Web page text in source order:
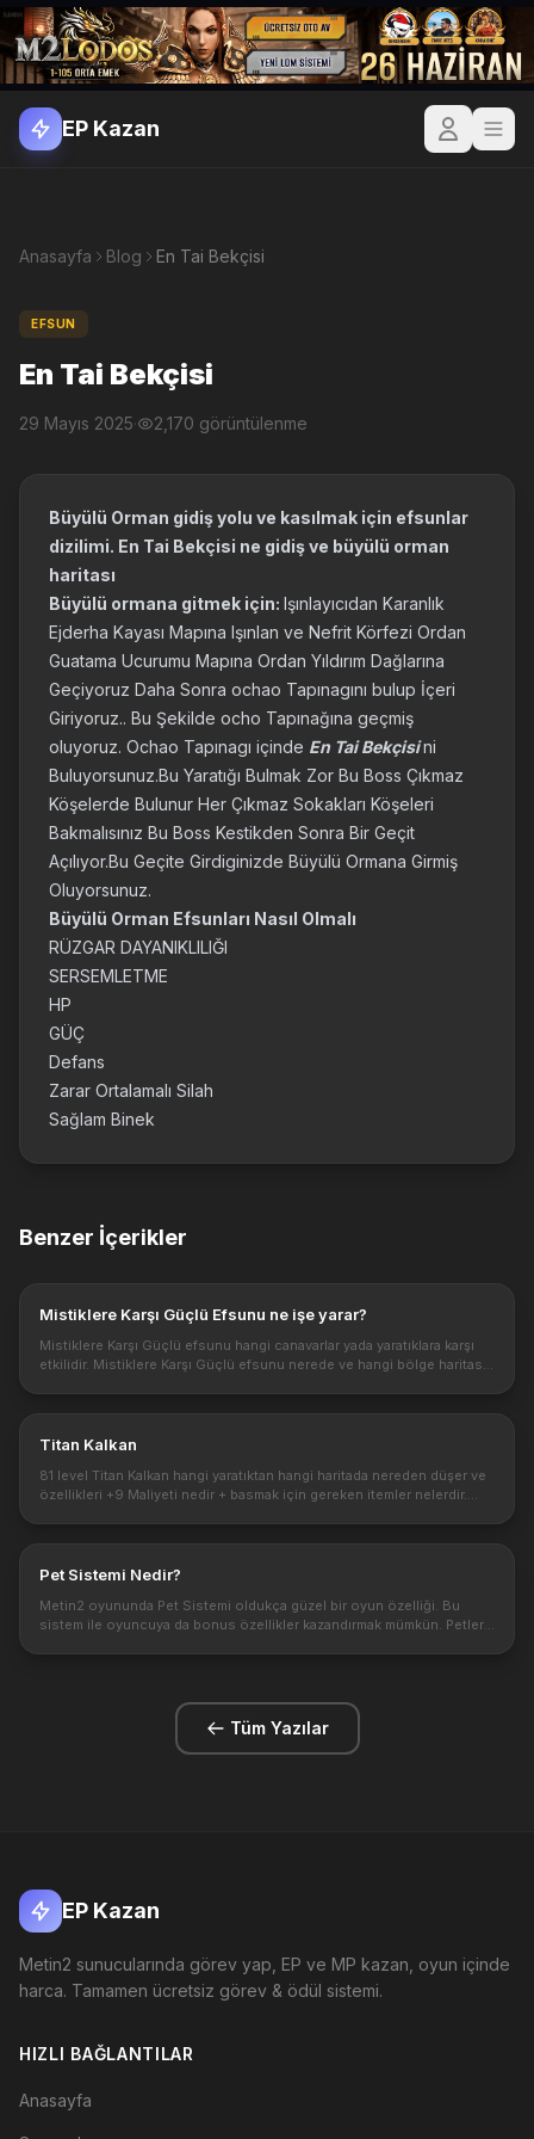
EP Kazan
Anasayfa Blog En Tai Bekçisi
EFSUN
En Tai Bekçisi
29 Mayıs 2025· 2,170 görüntülenme
Büyülü Orman gidiş yolu ve kasılmak için efsunlar
dizilimi. En Tai Bekçisi ne gidiş ve büyülü orman
haritası
Büyülü ormana gitmek için: Işınlayıcıdan Karanlık
Ejderha Kayası Mapına Işınlan ve Nefrit Körfezi Ordan
Guatama Ucurumu Mapına Ordan Yıldırım Dağlarına
Geçiyoruz Daha Sonra ochao Tapınagını bulup İçeri
Giriyoruz.. Bu Şekilde ocho Tapınağına geçmiş
oluyoruz. Ochao Tapınagı içinde En Tai Bekçisini
Buluyorsunuz.Bu Yaratığı Bulmak Zor Bu Boss Çıkmaz
Köşelerde Bulunur Her Çıkmaz Sokakları Köşeleri
Bakmalısınız Bu Boss Kestikden Sonra Bir Geçit
Açılıyor.Bu Geçite Girdiginizde Büyülü Ormana Girmiş
Oluyorsunuz.
Büyülü Orman Efsunları Nasıl Olmalı
RÜZGAR DAYANIKLILIĞI
SERSEMLETME
HP
GÜÇ
Defans
Zarar Ortalamalı Silah
Sağlam Binek
Benzer İçerikler
Mistiklere Karşı Güçlü Efsunu ne işe yarar?
Mistiklere Karşı Güçlü efsunu hangi canavarlar yada yaratıklara karşı
etkilidir. Mistiklere Karşı Güçlü efsunu nerede ve hangi bölge haritası
Titan Kalkan
81 level Titan Kalkan hangi yaratıktan hangi haritada nereden düşer ve
özellikleri +9 Maliyeti nedir + basmak için gereken itemler nelerdir.
Pet Sistemi Nedir?
Metin2 oyununda Pet Sistemi oldukça güzel bir oyun özelliği. Bu
sistem ile oyuncuya da bonus özellikler kazandırmak mümkün. Petleri
Tüm Yazılar
EP Kazan
Metin2 sunucularında görev yap, EP ve MP kazan, oyun içinde
harca. Tamamen ücretsiz görev & ödül sistemi.
HIZLI BAĞLANTILAR
Anasayfa